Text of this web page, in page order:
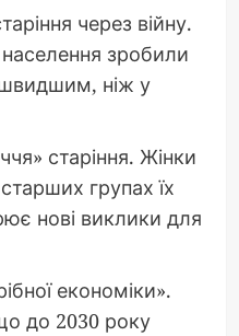
через війну.
зробили
швидшим, ніж у
старіння. Жінки
групах їх
нові виклики для
економіки».
до 2030 року